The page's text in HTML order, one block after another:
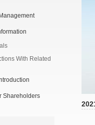
With Related
Shareholders